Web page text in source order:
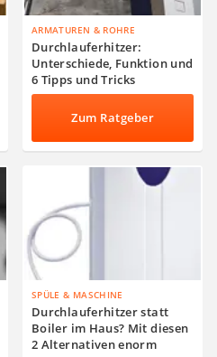
ARMATUREN & ROHRE
Durchlauferhitzer:
Unterschiede, Funktion und
6 Tipps und Tricks
Zum Ratgeber
SPÜLE & MASCHINE
Durchlauferhitzer statt
Boiler im Haus? Mit diesen
2 Alternativen enorm